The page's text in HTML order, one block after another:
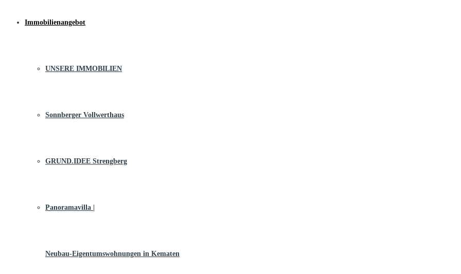
Immobilienangebot
UNSERE IMMOBILIEN
Sonnberger Vollwerthaus
GRUND.IDEE Strengberg
Panoramavilla |
Neubau-Eigentums­­wohnungen in Kematen